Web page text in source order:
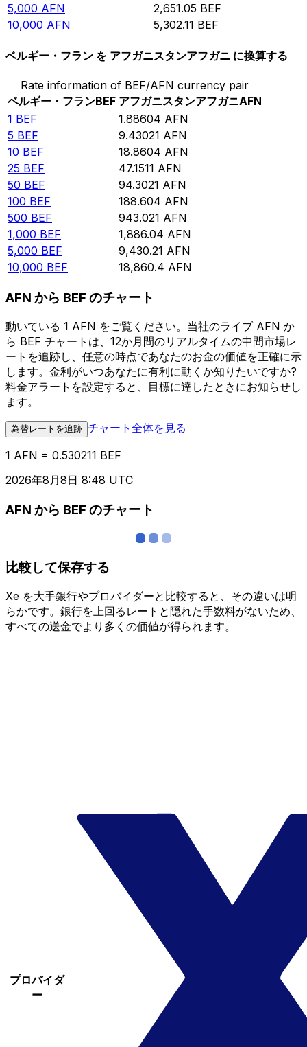
5,000 AFN 2,651.05 BEF
10,000 AFN 5,302.11 BEF
ベルギー・フラン を アフガニスタンアフガニ に換算する
Rate information of BEF/AFN currency pair
ベルギー・フランBEF アフガニスタンアフガニAFN
1 BEF 1.88604 AFN
5 BEF 9.43021 AFN
10 BEF 18.8604 AFN
25 BEF 47.1511 AFN
50 BEF 94.3021 AFN
100 BEF 188.604 AFN
500 BEF 943.021 AFN
1,000 BEF 1,886.04 AFN
5,000 BEF 9,430.21 AFN
10,000 BEF 18,860.4 AFN
AFN から BEF のチャート
動いている 1 AFN をご覧ください。当社のライブ AFN か
ら BEF チャートは、12か月間のリアルタイムの中間市場レ
ートを追跡し、任意の時点であなたのお金の価値を正確に示
します。金利がいつあなたに有利に動くか知りたいですか?
料金アラートを設定すると、目標に達したときにお知らせし
ます。
為替レートを追跡 チャート全体を見る
1 AFN = 0.530211 BEF
2026年8月8日 8:48 UTC
AFN から BEF のチャート
比較して保存する
Xe を大手銀行やプロバイダーと比較すると、その違いは明
らかです。銀行を上回るレートと隠れた手数料がないため、
すべての送金でより多くの価値が得られます。
プロバイダ
ー